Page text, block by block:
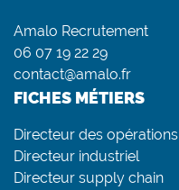
Amalo Recrutement
06 07 19 22 29
contact@amalo.fr
FICHES MÉTIERS
Directeur des opérations
Directeur industriel
Directeur supply chain